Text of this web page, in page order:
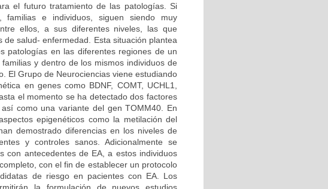
el futuro tratamiento de las patologías. Si
familias e individuos, siguen siendo muy
ellos, a sus diferentes niveles, las que
salud- enfermedad. Esta situación plantea
patologías en las diferentes regiones de un
y dentro de los mismos individuos de
El Grupo de Neurociencias viene estudiando
en genes como BDNF, COMT, UCHL1,
el momento se ha detectado dos factores
como una variante del gen TOMM40. En
epigenéticos como la metilación del
demostrado diferencias en los niveles de
y controles sanos. Adicionalmente se
con antecedentes de EA, a estos individuos
con el fin de establecer un protocolo
de riesgo en pacientes con EA. Los